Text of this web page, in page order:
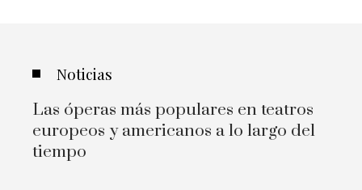
Noticias
Las óperas más populares en teatros
europeos y americanos a lo largo del
tiempo